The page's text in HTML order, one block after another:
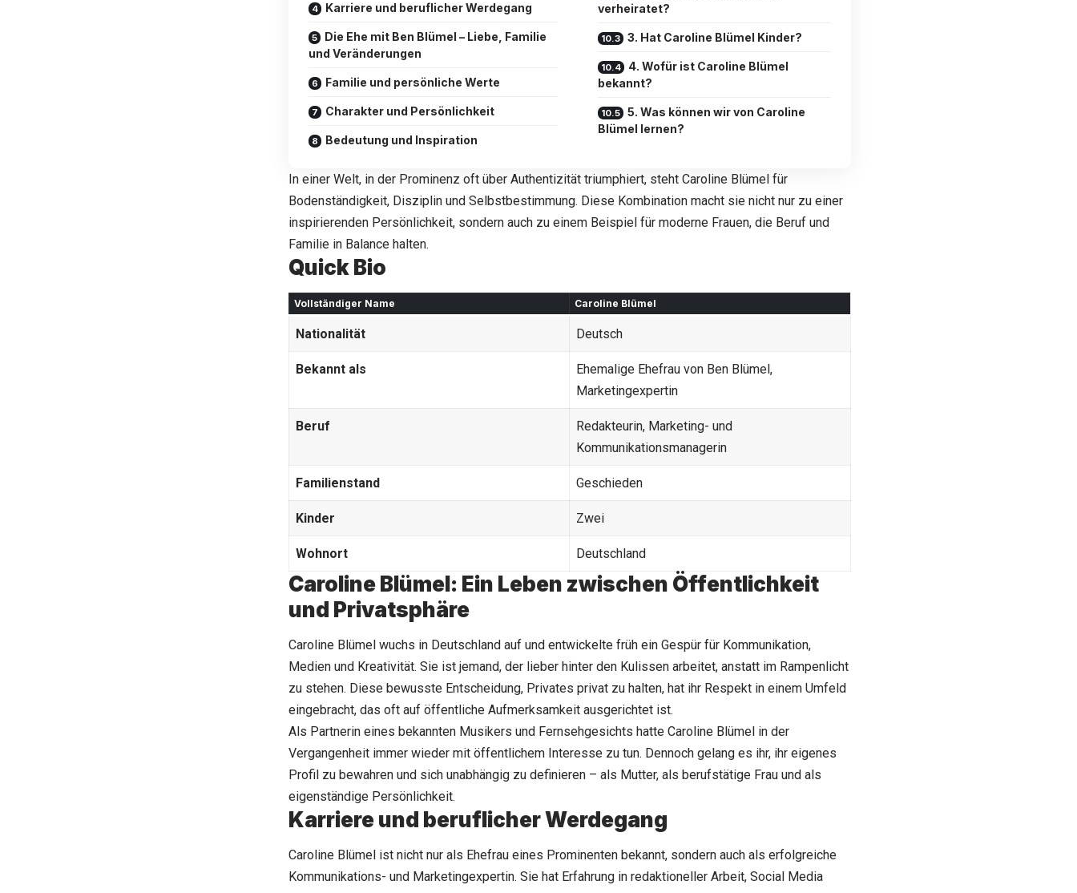
Karriere und beruflicher Werdegang
Die Ehe mit Ben Blümel – Liebe, Familie
und Veränderungen
Familie und persönliche Werte
Charakter und Persönlichkeit
Bedeutung und Inspiration
verheiratet?
3. Hat Caroline Blümel Kinder?
4. Wofür ist Caroline Blümel
bekannt?
5. Was können wir von Caroline
Blümel lernen?
In einer Welt, in der Prominenz oft über Authentizität triumphiert, steht Caroline Blümel für
Bodenständigkeit, Disziplin und Selbstbestimmung. Diese Kombination macht sie nicht nur zu einer
inspirierenden Persönlichkeit, sondern auch zu einem Beispiel für moderne Frauen, die Beruf und
Familie in Balance halten.
Quick Bio
Vollständiger Name Caroline Blümel
Nationalität Deutsch
Bekannt als
Ehemalige Ehefrau von Ben Blümel,
Marketingexpertin
Beruf
Redakteurin, Marketing- und
Kommunikationsmanagerin
Familienstand Geschieden
Kinder Zwei
Wohnort Deutschland
Caroline Blümel: Ein Leben zwischen Öffentlichkeit
und Privatsphäre
Caroline Blümel wuchs in Deutschland auf und entwickelte früh ein Gespür für Kommunikation,
Medien und Kreativität. Sie ist jemand, der lieber hinter den Kulissen arbeitet, anstatt im Rampenlicht
zu stehen. Diese bewusste Entscheidung, Privates privat zu halten, hat ihr Respekt in einem Umfeld
eingebracht, das oft auf öffentliche Aufmerksamkeit ausgerichtet ist.
Als Partnerin eines bekannten Musikers und Fernsehgesichts hatte Caroline Blümel in der
Vergangenheit immer wieder mit öffentlichem Interesse zu tun. Dennoch gelang es ihr, ihr eigenes
Profil zu bewahren und sich unabhängig zu definieren – als Mutter, als berufstätige Frau und als
eigenständige Persönlichkeit.
Karriere und beruflicher Werdegang
Caroline Blümel ist nicht nur als Ehefrau eines Prominenten bekannt, sondern auch als erfolgreiche
Kommunikations- und Marketingexpertin. Sie hat Erfahrung in redaktioneller Arbeit, Social Media